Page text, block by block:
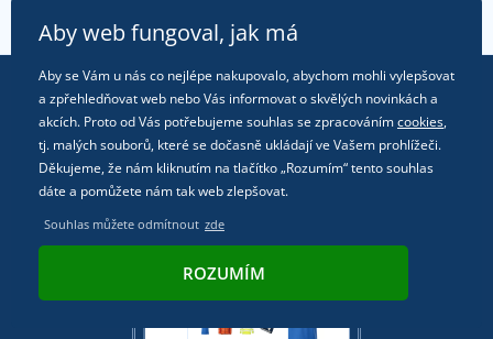
Dobrý newsletter
s dobrou nabídkou
Aby web fungoval, jak má
Aby se Vám u nás co nejlépe nakupovalo, abychom mohli vylepšovat
a zpřehledňovat web nebo Vás informovat o skvělých novinkách a
akcích. Proto od Vás potřebujeme souhlas se zpracovánímcookies,
tj. malých souborů, které se dočasně ukládají ve Vašem prohlížeči.
Děkujeme, že nám kliknutím na tlačítko „Rozumím“ tento souhlas
dáte a pomůžete nám tak web zlepšovat.
Souhlas můžete odmítnout zde
ROZUMÍM